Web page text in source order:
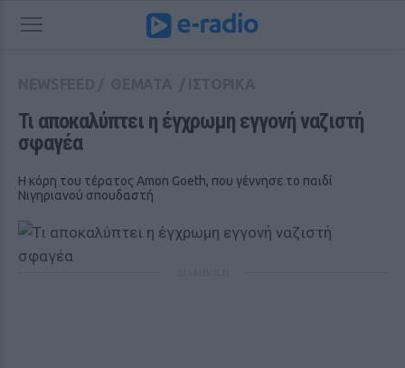
Τι αποκαλύπτει η έγχρωμη εγγονή ναζιστή
σφαγέα
Η κόρη του τέρατος Amon Goeth, που γέννησε το παιδί
Νιγηριανού σπουδαστή